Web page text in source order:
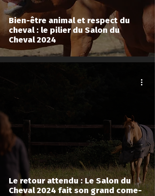
Bien-être animal et respect du
cheval : le pilier du Salon du
Cheval 2024
Le retour attendu : Le Salon du
Cheval 2024 fait son grand come-